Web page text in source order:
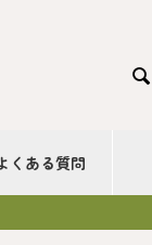

くある質問